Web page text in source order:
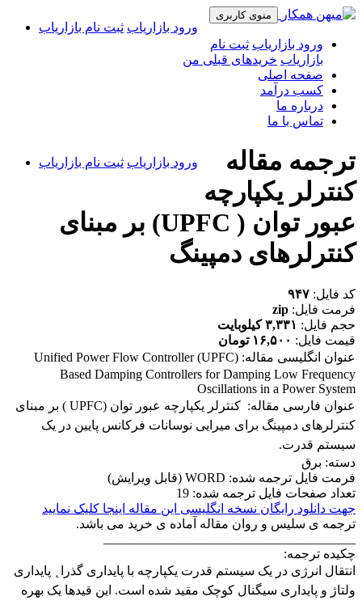
منوی کاربری
ورود بازاریاب ثبت نام بازاریاب
ورود بازاریاب ثبت نام
بازاریاب خریدهای قبلی من
صفحه اصلی
کسب درآمد
درباره ما
تماس با ما
ورود بازاریاب ثبت نام بازاریاب
ترجمه مقاله
کنترلر یکپارچه
عبور توان ( UPFC) بر مبنای
کنترلرهای دمپینگ
کد فایل: ۹۴۷
فرمت فایل: zip
حجم فایل: ۳,۳۳۱ کیلوبایت
قیمت فایل: ۱۶,۵۰۰ تومان
عنوان انگلیسی مقاله: Unified Power Flow Controller (UPFC)
Based Damping Controllers for Damping Low Frequency
Oscillations in a Power System
عنوان فارسی مقاله: کنترلر یکپارچه عبور توان (UPFC ) بر مبنای
کنترلرهای دمپینگ برای میرایی نوسانات فرکانس پایین در یک
سیستم قدرت.
دسته: برق
فرمت فایل ترجمه شده: WORD (قابل ویرایش)
تعداد صفحات فایل ترجمه شده: 19
جهت دانلود رایگان نسخه انگلیسی این مقاله اینجا کلیک نمایید
ترجمه ی سلیس و روان مقاله آماده ی خرید می باشد.
چکیده ترجمه:
انتقال انرژی در یک سیستم قدرت یکپارچه با پایداری گذرا ̨ پایداری
ولتاژ و پایداری سیگنال کوچک مقید شده است. این قیدها یک بهره